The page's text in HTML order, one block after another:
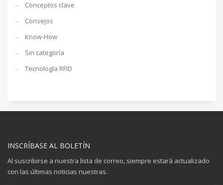
Conceptos clave
Consejos
Know-How
Sin categoría
Tecnología RFID
INSCRÍBASE AL BOLETÍN
Al suscribirse a nuestra lista de correo, siempre estará actualizado
con las últimas noticias nuestras.